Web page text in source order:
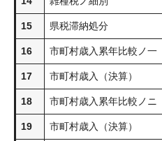
15 県税滞納処分
16 市町村歳入累年比較ノ一
17 市町村歳入（決算）
18 市町村歳入累年比較ノニ
19 市町村歳入（決算）